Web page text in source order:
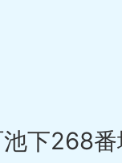
下268